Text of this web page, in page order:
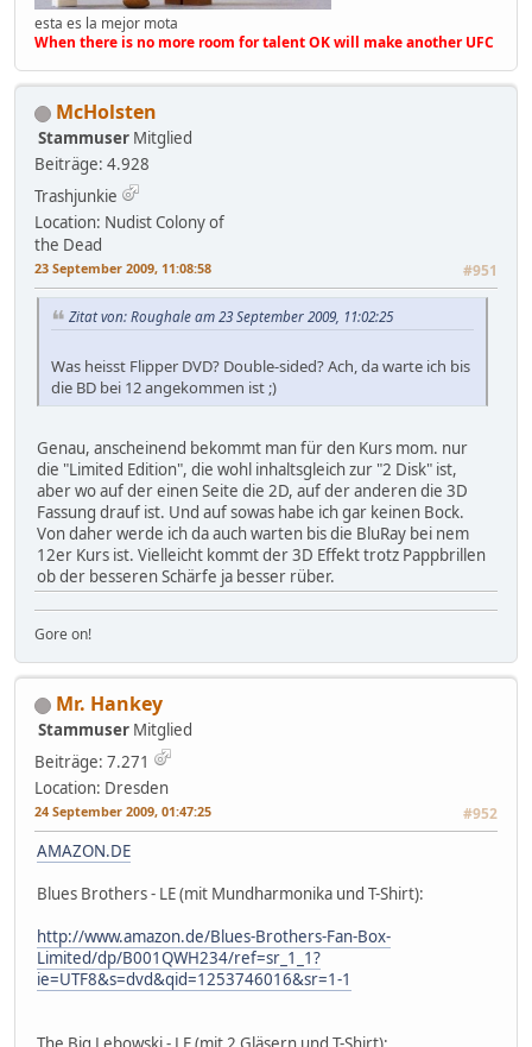
esta es la mejor mota
When there is no more room for talent OK will make another UFC
McHolsten
Stammuser Mitglied
Beiträge: 4.928
Trashjunkie
Location: Nudist Colony of
the Dead
23 September 2009, 11:08:58 #951
Zitat von: Roughale am 23 September 2009, 11:02:25
Was heisst Flipper DVD? Double-sided? Ach, da warte ich bis
die BD bei 12 angekommen ist ;)
Genau, anscheinend bekommt man für den Kurs mom. nur
die "Limited Edition", die wohl inhaltsgleich zur "2 Disk" ist,
aber wo auf der einen Seite die 2D, auf der anderen die 3D
Fassung drauf ist. Und auf sowas habe ich gar keinen Bock.
Von daher werde ich da auch warten bis die BluRay bei nem
12er Kurs ist. Vielleicht kommt der 3D Effekt trotz Pappbrillen
ob der besseren Schärfe ja besser rüber.
Gore on!
Mr. Hankey
Stammuser Mitglied
Beiträge: 7.271
Location: Dresden
24 September 2009, 01:47:25 #952
AMAZON.DE
Blues Brothers - LE (mit Mundharmonika und T-Shirt):
http://www.amazon.de/Blues-Brothers-Fan-Box-
Limited/dp/B001QWH234/ref=sr_1_1?
ie=UTF8&s=dvd&qid=1253746016&sr=1-1